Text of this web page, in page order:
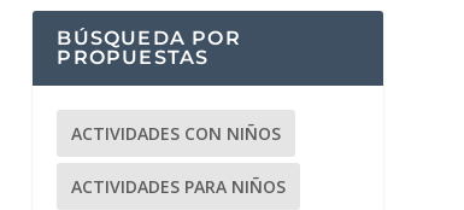
BÚSQUEDA POR
PROPUESTAS
ACTIVIDADES CON NIÑOS
ACTIVIDADES PARA NIÑOS